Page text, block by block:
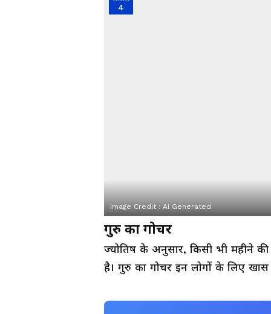
4
Image Credit : AI Generated
गुरु का गोचर
ज्योतिष के अनुसार, किसी भी महीने
है। गुरु का गोचर इन लोगों के लिए खास